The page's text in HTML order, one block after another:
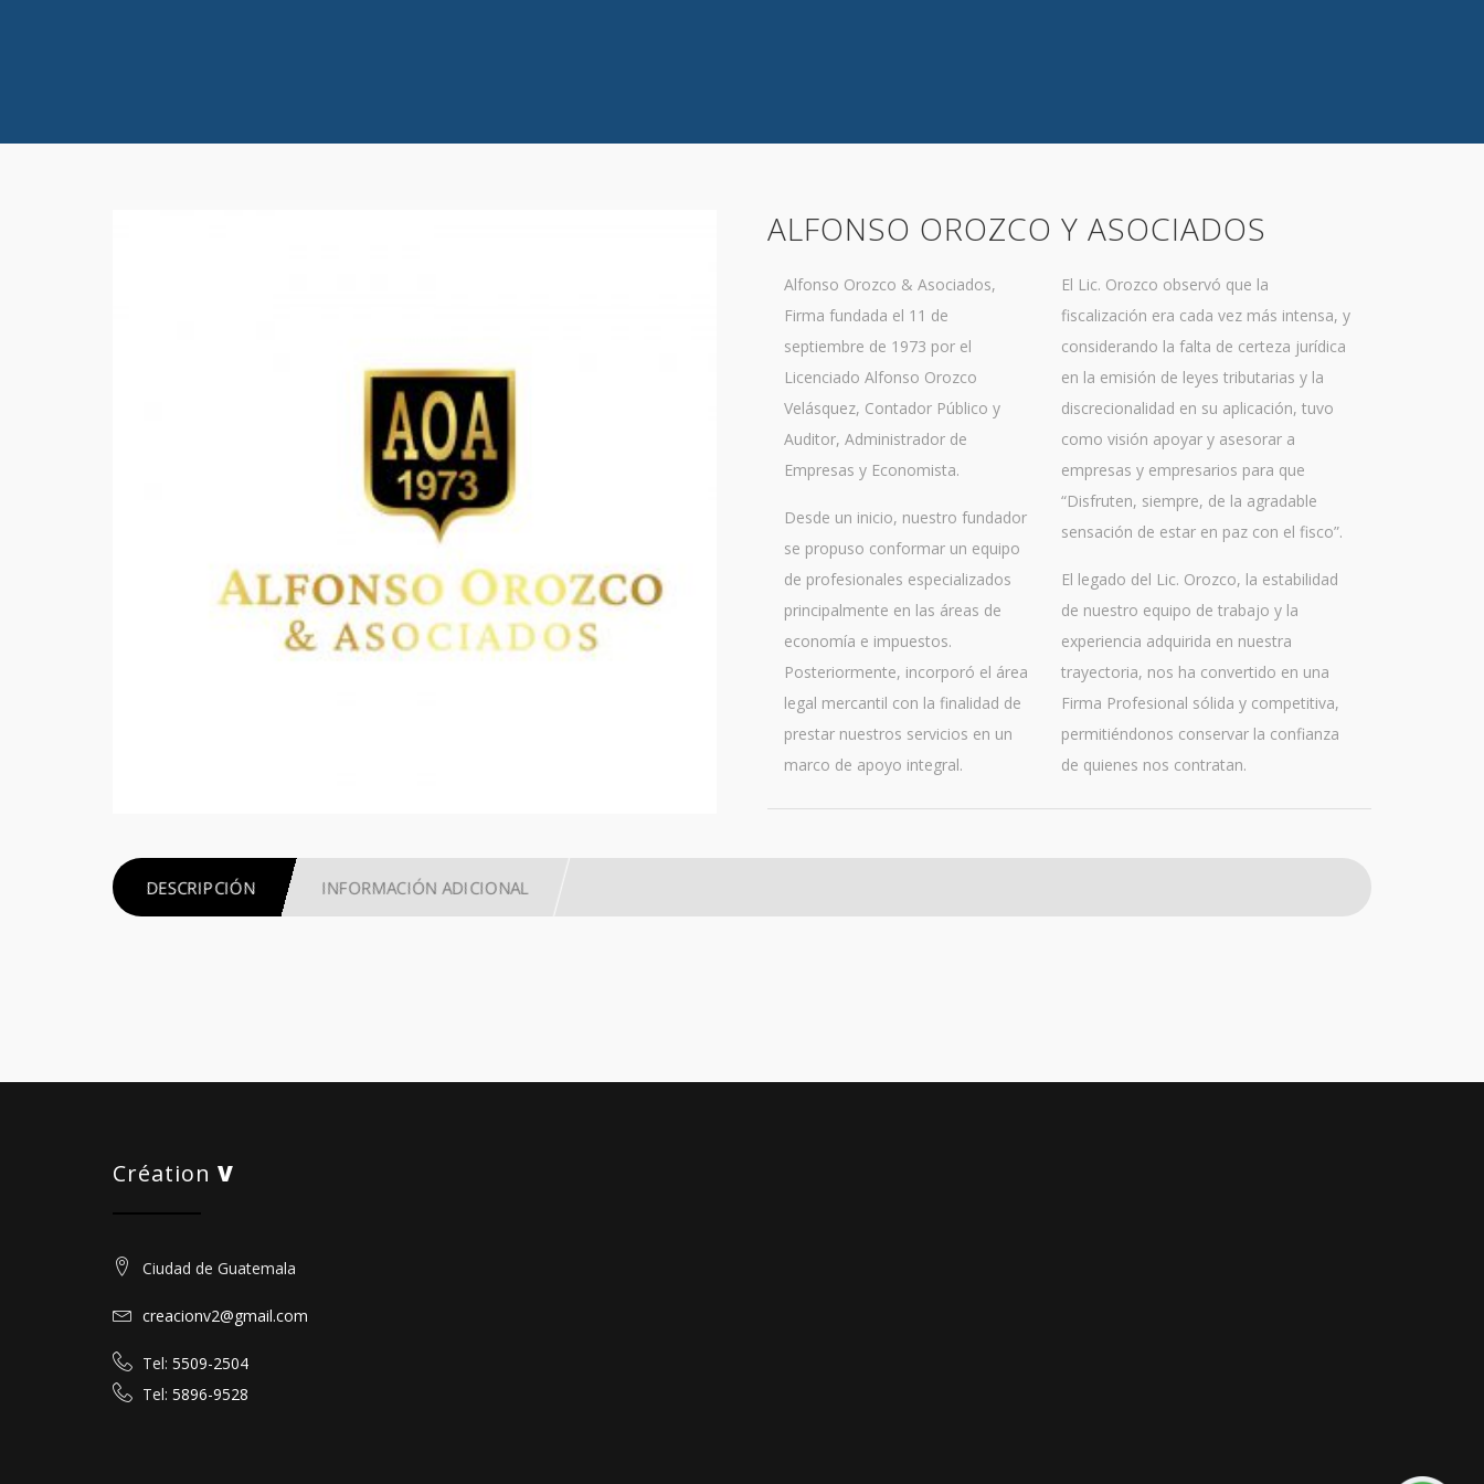
ALFONSO OROZCO Y ASOCIADOS
Alfonso Orozco & Asociados,
Firma fundada el 11 de
septiembre de 1973 por el
Licenciado Alfonso Orozco
Velásquez, Contador Público y
Auditor, Administrador de
Empresas y Economista.
Desde un inicio, nuestro fundador
se propuso conformar un equipo
de profesionales especializados
principalmente en las áreas de
economía e impuestos.
Posteriormente, incorporó el área
legal mercantil con la finalidad de
prestar nuestros servicios en un
marco de apoyo integral.
El Lic. Orozco observó que la
fiscalización era cada vez más intensa, y
considerando la falta de certeza jurídica
en la emisión de leyes tributarias y la
discrecionalidad en su aplicación, tuvo
como visión apoyar y asesorar a
empresas y empresarios para que
“Disfruten, siempre, de la agradable
sensación de estar en paz con el fisco”.
El legado del Lic. Orozco, la estabilidad
de nuestro equipo de trabajo y la
experiencia adquirida en nuestra
trayectoria, nos ha convertido en una
Firma Profesional sólida y competitiva,
permitiéndonos conservar la confianza
de quienes nos contratan.
DESCRIPCIÓN INFORMACIÓN ADICIONAL
Création V
Ciudad de Guatemala
creacionv2@gmail.com
Tel: 5509-2504
Tel: 5896-9528